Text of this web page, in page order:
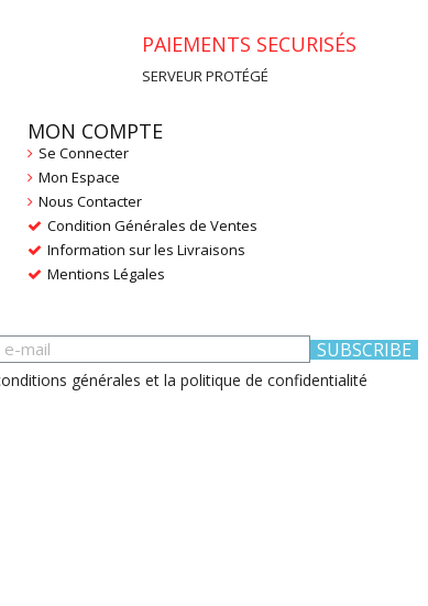
PAIEMENTS SECURISÉS
SERVEUR PROTÉGÉ
MON COMPTE
Se Connecter
Mon Espace
Nous Contacter
Condition Générales de Ventes
Information sur les Livraisons
Mentions Légales
SUBSCRIBE
générales et la politique de confidentialité